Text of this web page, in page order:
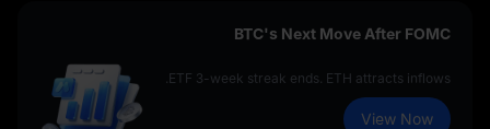
BTC's Next Move After FOMC
ETF 3-week streak ends. ETH attracts inflows.
View Now